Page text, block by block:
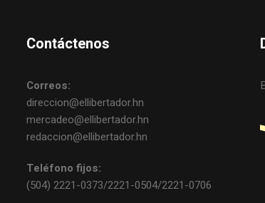
Contáctenos
Correos:
direccion@ellibertador.hn
mercadeo@ellibertador.hn
redaccion@ellibertador.hn
Teléfono fijos:
(504) 2221-0373/2221-0504/2221-0706